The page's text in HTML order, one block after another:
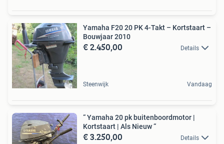
Yamaha F20 20 PK 4-Takt – Kortstaart –
Bouwjaar 2010
€ 2.450,00 Details
Steenwijk Vandaag
“ Yamaha 20 pk buitenboordmotor |
Kortstaart | Als Nieuw “
€ 3.250,00 Details